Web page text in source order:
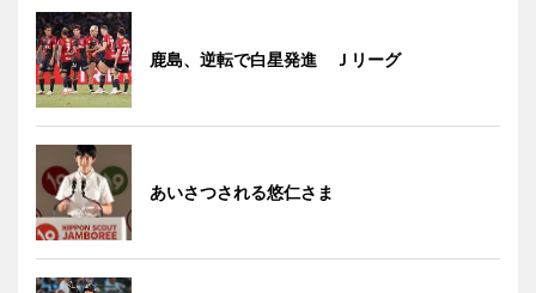
鹿島、逆転で白星発進 Ｊリーグ
あいさつされる悠仁さま